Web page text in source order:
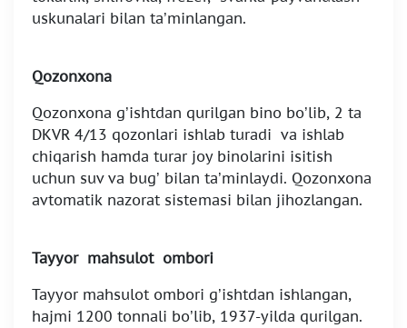
uskunalari bilan ta’minlangan.
Qozonxona
Qozonxona g’ishtdan qurilgan bino bo’lib, 2 ta
DKVR 4/13 qozonlari ishlab turadi va ishlab
chiqarish hamda turar joy binolarini isitish
uchun suv va bug’ bilan ta’minlaydi. Qozonxona
avtomatik nazorat sistemasi bilan jihozlangan.
Tayyor mahsulot ombori
Tayyor mahsulot ombori g’ishtdan ishlangan,
hajmi 1200 tonnali bo’lib, 1937-yilda qurilgan.